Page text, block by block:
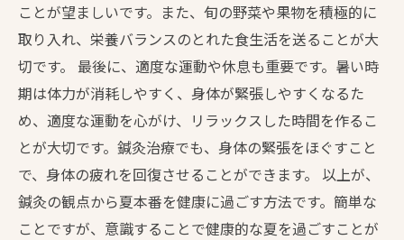
ことが望ましいです。また、旬の野菜や果物を積極的に
取り入れ、栄養バランスのとれた食生活を送ることが大
切です。 最後に、適度な運動や休息も重要です。暑い時
期は体力が消耗しやすく、身体が緊張しやすくなるた
め、適度な運動を心がけ、リラックスした時間を作るこ
とが大切です。鍼灸治療でも、身体の緊張をほぐすこと
で、身体の疲れを回復させることができます。 以上が、
鍼灸の観点から夏本番を健康に過ごす方法です。簡単な
ことですが、意識することで健康的な夏を過ごすことが